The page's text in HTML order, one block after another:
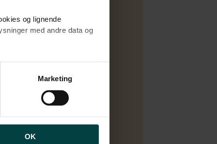
og lignende
med andre data og
af cookies samt
af personoplysninger
Marketing
OK
Fritidsbolig
2